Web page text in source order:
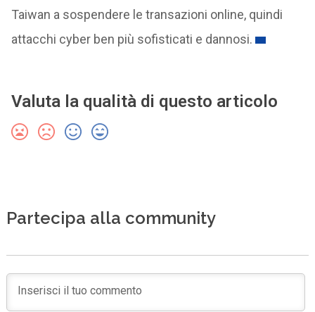
Taiwan a sospendere le transazioni online, quindi
attacchi cyber ben più sofisticati e dannosi.
Valuta la qualità di questo articolo
Partecipa alla community